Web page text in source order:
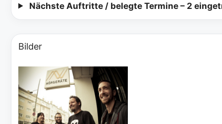
Nächste Auftritte / belegte Termine – 2
Bilder